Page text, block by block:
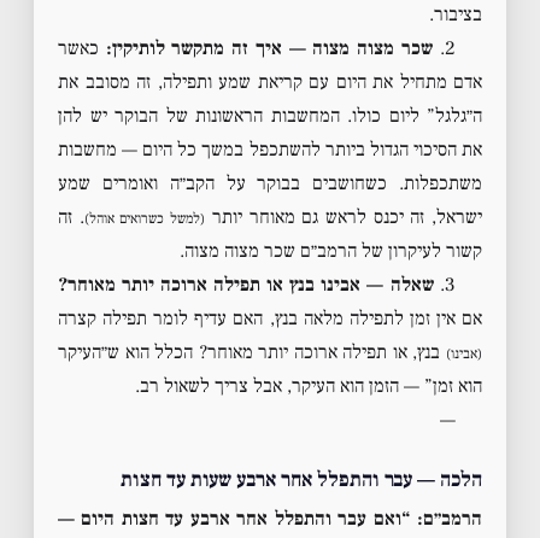
בציבור.
2. שכר מצוה מצוה — איך זה מתקשר לותיקין: כאשר
אדם מתחיל את היום עם קריאת שמע ותפילה, זה מסובב את
ה״גלגל” ליום כולו. המחשבות הראשונות של הבוקר יש להן
את הסיכוי הגדול ביותר להשתכפל במשך כל היום — מחשבות
משתכפלות. כשחושבים בבוקר על הקב״ה ואומרים שמע
ישראל, זה יכנס לראש גם מאוחר יותר (למשל כשרואים אוהל). זה
קשור לעיקרון של הרמב״ם שכר מצוה מצוה.
3. שאלה — אבינו בנץ או תפילה ארוכה יותר מאוחר?
אם אין זמן לתפילה מלאה בנץ, האם עדיף לומר תפילה קצרה
(אבינו) בנץ, או תפילה ארוכה יותר מאוחר? הכלל הוא ש״העיקר
הוא זמן” — הזמן הוא העיקר, אבל צריך לשאול רב.
—
הלכה — עבר והתפלל אחר ארבע שעות עד חצות
הרמב״ם: “ואם עבר והתפלל אחר ארבע עד חצות היום —